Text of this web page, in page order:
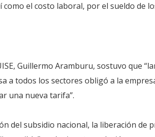
como el costo laboral, por el sueldo de
Guillermo Aramburu, sostuvo que
a todos los sectores obligó a la
una nueva tarifa”.
del subsidio nacional, la liberación de